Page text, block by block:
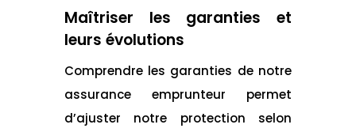
Maîtriser les garanties et
leurs évolutions
Comprendre les garanties de notre
assurance emprunteur permet
d’ajuster notre protection selon